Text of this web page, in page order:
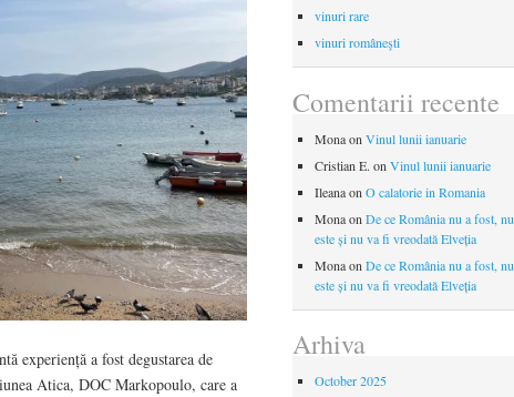
experiență a fost degustarea de
Atica, DOC Markopoulo, care a
vinuri rare
vinuri româneşti
Comentarii recente
Monaon Vinul lunii ianuarie
Cristian E. on Vinul lunii ianuarie
Ileanaon O calatorie in Romania
Monaon De ce România nu a fost, nu
este și nu va fi vreodată Elveția
Monaon De ce România nu a fost, nu
este și nu va fi vreodată Elveția
Arhiva
October 2025